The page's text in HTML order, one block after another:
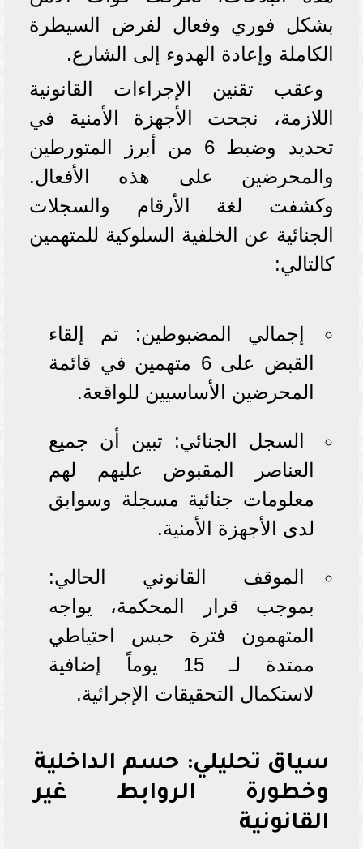
بشكل فوري وفعال لفرض السيطرة
الكاملة وإعادة الهدوء إلى الشارع.
وعقب تقنين الإجراءات القانونية
اللازمة، نجحت الأجهزة الأمنية في
تحديد وضبط 6 من أبرز المتورطين
والمحرضين على هذه الأفعال.
وكشفت لغة الأرقام والسجلات
الجنائية عن الخلفية السلوكية للمتهمين
كالتالي:
إجمالي المضبوطين: تم إلقاء
القبض على 6 متهمين في قائمة
المحرضين الأساسيين للواقعة.
السجل الجنائي: تبين أن جميع
العناصر المقبوض عليهم لهم
معلومات جنائية مسجلة وسوابق
لدى الأجهزة الأمنية.
الموقف القانوني الحالي:
بموجب قرار المحكمة، يواجه
المتهمون فترة حبس احتياطي
ممتدة لـ 15 يوماً إضافية
لاستكمال التحقيقات الإجرائية.
سياق تحليلي: حسم الداخلية
وخطورة الروابط غير
القانونية